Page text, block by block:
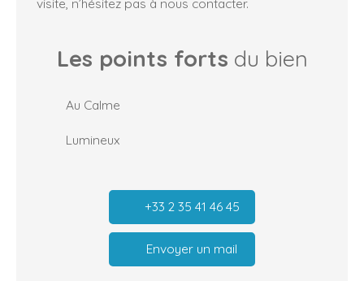
Les points forts du bien
Au Calme
Lumineux
+33 2 35 41 46 45
Envoyer un mail